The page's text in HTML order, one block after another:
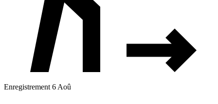
Enregistrement 6 Aoû